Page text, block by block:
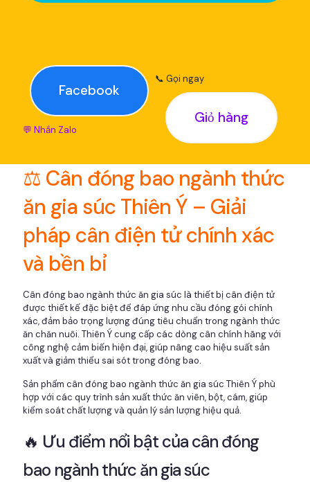
Facebook
💬 Nhắn Zalo
📞 Gọi ngay
Giỏ hàng
⚖️ Cân đóng bao ngành thức
ăn gia súc Thiên Ý – Giải
pháp cân điện tử chính xác
và bền bỉ
Cân đóng bao ngành thức ăn gia súc là thiết bị cân điện tử
được thiết kế đặc biệt để đáp ứng nhu cầu đóng gói chính
xác, đảm bảo trọng lượng đúng tiêu chuẩn trong ngành thức
ăn chăn nuôi. Thiên Ý cung cấp các dòng cân chính hãng với
công nghệ cảm biến hiện đại, giúp nâng cao hiệu suất sản
xuất và giảm thiểu sai sót trong đóng bao.
Sản phẩm cân đóng bao ngành thức ăn gia súc Thiên Ý phù
hợp với các quy trình sản xuất thức ăn viên, bột, cám, giúp
kiểm soát chất lượng và quản lý sản lượng hiệu quả.
🔥 Ưu điểm nổi bật của cân đóng
bao ngành thức ăn gia súc